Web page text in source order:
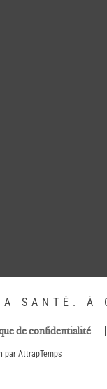
SANTÉ. À
de confidentialité
par AttrapTemps